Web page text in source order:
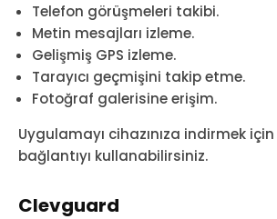
Telefon görüşmeleri takibi.
Metin mesajları izleme.
Gelişmiş GPS izleme.
Tarayıcı geçmişini takip etme.
Fotoğraf galerisine erişim.
Uygulamayı cihazınıza indirmek için
bağlantıyı kullanabilirsiniz.
Clevguard